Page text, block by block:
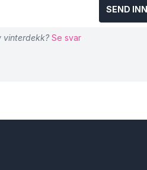
SEND
vinterdekk? Se svar